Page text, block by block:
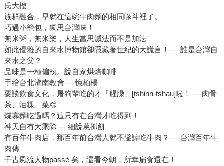
氏大樓
族群融合，早就在這碗牛肉麵的相同喙斗裡了。
巧遇小籠包，獨思台灣味！
無米粥，無米樂，人生當思減法而不是加法
如此優雅的自來水博物館卻隱藏著世紀的大謊言！──誰是台灣自
來水之父？
品味是一種偏執。說自家烘焙咖啡
手繪台北濟南教會──憶柏楊
要談飲食文化，屠狗輩吃的才「腥臊」[tshinn-tshau]啦！──肉骨
茶、油粿、菜粽
煠寡麵吃過嗎？這只有在台灣才吃得到！
神天自有大乘除──細說蔥抓餅
有百年牛肉店，那百年前台灣人就不避諱吃牛肉？──台灣百年牛
肉傳
千古風流人物passé 矣，還看今朝，所幸扁食還在！